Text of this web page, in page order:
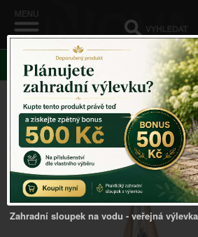
KATEGORIE
Venkovský domov ->Námořní
bytu loď 31x6x49cm
Zahradní sloupek na vodu - veřejná výlevka